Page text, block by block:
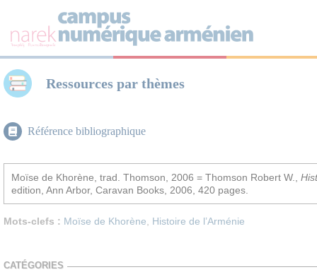
Ressources par thèmes
Référence bibliographique
Moïse de Khorène, trad. Thomson, 2006 = Thomson Robert W.,
edition, Ann Arbor, Caravan Books, 2006, 420 pages.
Mots-clefs : Moïse de Khorène Histoire de l’Arménie
CATÉGORIES